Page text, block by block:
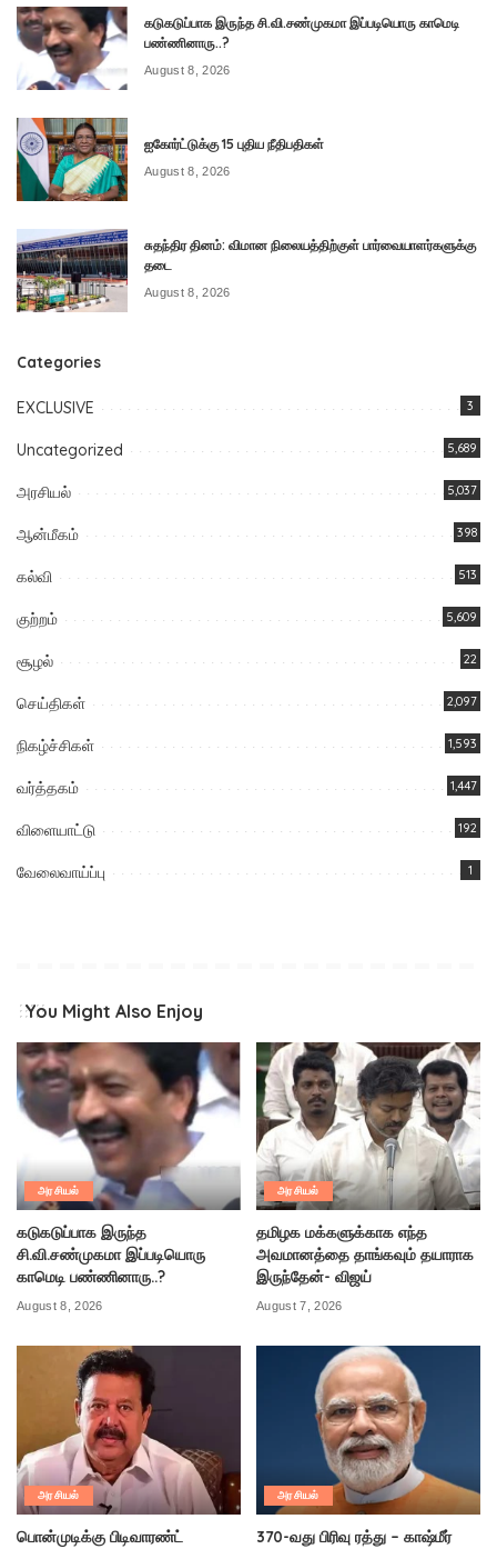
கடுகடுப்பாக இருந்த சி.வி.சண்முகமா இப்படியொரு காமெடி
பண்ணினாரு..?
August 8, 2026
ஐகோர்ட்டுக்கு 15 புதிய நீதிபதிகள்
August 8, 2026
சுதந்திர தினம்: விமான நிலையத்திற்குள் பார்வையாளர்களுக்கு
தடை
August 8, 2026
Categories
EXCLUSIVE 3
Uncategorized 5,689
அரசியல் 5,037
ஆன்மீகம் 398
கல்வி 513
குற்றம் 5,609
சூழல் 22
செய்திகள் 2,097
நிகழ்ச்சிகள் 1,593
வர்த்தகம் 1,447
விளையாட்டு 192
வேலைவாய்ப்பு 1
You Might Also Enjoy
அரசியல்
கடுகடுப்பாக இருந்த
சி.வி.சண்முகமா இப்படியொரு
காமெடி பண்ணினாரு..?
August 8, 2026
அரசியல்
தமிழக மக்களுக்காக எந்த
அவமானத்தை தாங்கவும் தயாராக
இருந்தேன்- விஜய்
August 7, 2026
அரசியல்
பொன்முடிக்கு பிடிவாரண்ட்
அரசியல்
370-வது பிரிவு ரத்து – காஷ்மீர்